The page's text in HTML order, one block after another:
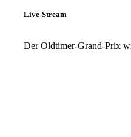
Live-Stream
Der Oldtimer-Grand-Prix